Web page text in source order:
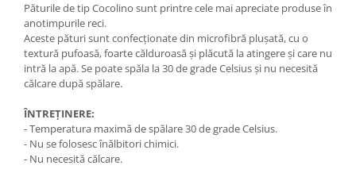
Păturile de tip Cocolino sunt printre cele mai apreciate produse în
anotimpurile reci.
Aceste pături sunt confecționate din microfibră plușată, cu o
textură pufoasă, foarte călduroasă și plăcută la atingere și care nu
intră la apă. Se poate spăla la 30 de grade Celsius și nu necesită
călcare după spălare.
ÎNTREȚINERE:
- Temperatura maximă de spălare 30 de grade Celsius.
- Nu se folosesc înălbitori chimici.
- Nu necesită călcare.